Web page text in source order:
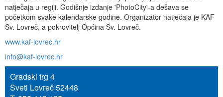
natječaja u regiji. Godišnje izdanje 'PhotoCity'-a dešava se
početkom svake kalendarske godine. Organizator natječaja je KAF
Sv. Lovreč, a pokrovitelj Općina Sv. Lovreč.
www.kaf-lovrec.hr
info@kaf-lovrec.hr
Gradski trg 4
Sveti Lovreč 52448